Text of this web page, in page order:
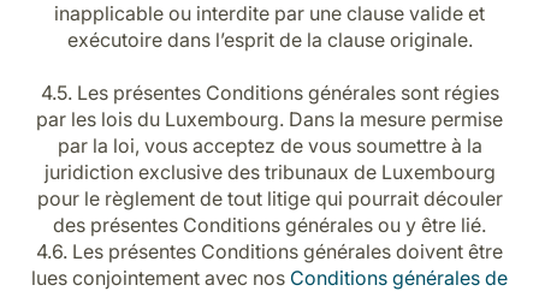
inapplicable ou interdite par une clause valide et
exécutoire dans l’esprit de la clause originale.
4.5. Les présentes Conditions générales sont régies
par les lois du Luxembourg. Dans la mesure permise
par la loi, vous acceptez de vous soumettre à la
juridiction exclusive des tribunaux de Luxembourg
pour le règlement de tout litige qui pourrait découler
des présentes Conditions générales ou y être lié.
4.6. Les présentes Conditions générales doivent être
lues conjointement avec nos Conditions générales de